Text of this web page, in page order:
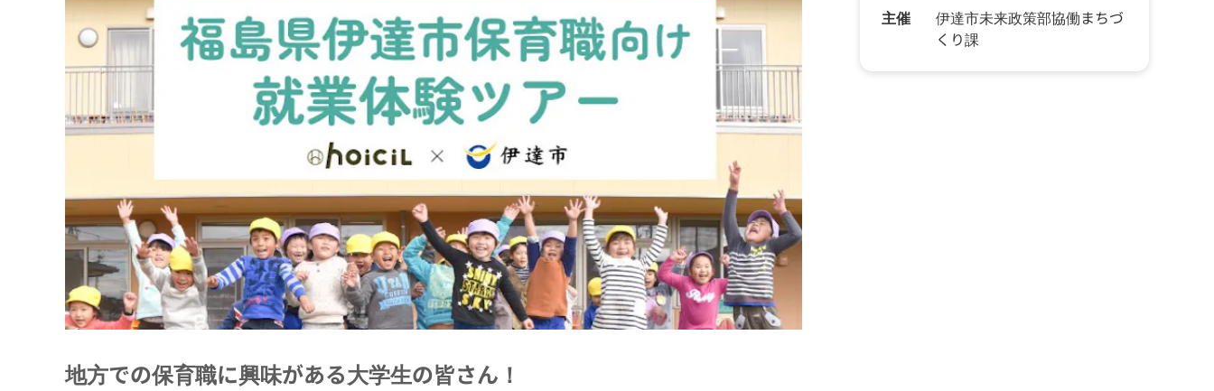
地方での保育職に興味がある大学生の皆さん！
主催
伊達市未来政策部協働まちづ
くり課